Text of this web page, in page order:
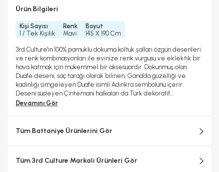
Ürün Bilgileri
Kişi Sayısı
1 / Tek Kişilik
Renk
Mavi
Boyut
145 X 190 Cm
3rd Culture'ın 100% pamuklu dokuma koltuk şalları özgün desenleri
ve renk kombinasyonları ile evinize renk vurgusu ve eklektik bir
hava katmak için mükemmel bir aksesuardır. Dokunmuş olan
Duafe deseni, saç tarağı olarak bilinen, Gana’da güzelliği ve
kadınlığı simgeleyen Duafe isimli Adinkra sembolünü içerir.
Deseni süsleyen Çintemani halkaları da Türk dekoratif
sanatlarında güç ve cesareti temsil etmek için kullanılır.
Devamını Gör
Tüm Battaniye Ürünlerini Gör
Tüm 3rd Culture Markalı Ürünleri Gör